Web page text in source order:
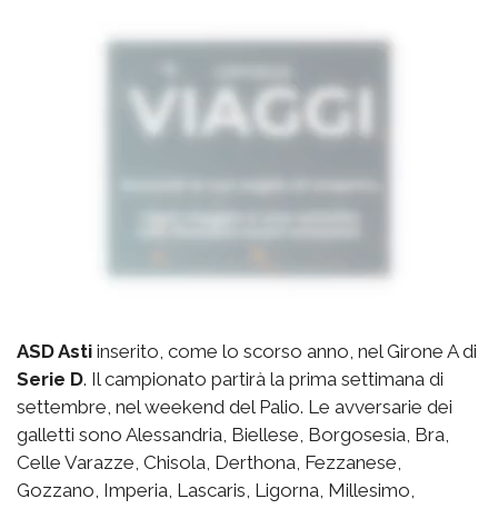
ASD Asti inserito, come lo scorso anno, nel Girone A di
Serie D. Il campionato partirà la prima settimana di
settembre, nel weekend del Palio. Le avversarie dei
galletti sono Alessandria, Biellese, Borgosesia, Bra,
Celle Varazze, Chisola, Derthona, Fezzanese,
Gozzano, Imperia, Lascaris, Ligorna, Millesimo,